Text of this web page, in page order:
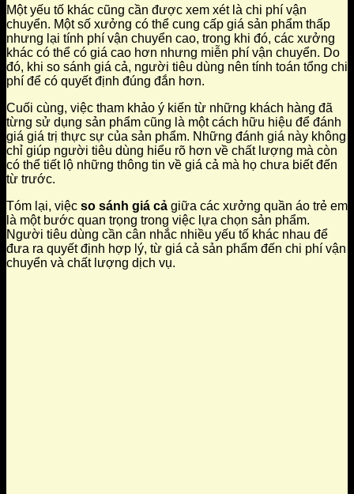
Một yếu tố khác cũng cần được xem xét là chi phí vận
chuyển. Một số xưởng có thể cung cấp giá sản phẩm thấp
nhưng lại tính phí vận chuyển cao, trong khi đó, các xưởng
khác có thể có giá cao hơn nhưng miễn phí vận chuyển. Do
đó, khi so sánh giá cả, người tiêu dùng nên tính toán tổng chi
phí để có quyết định đúng đắn hơn.
Cuối cùng, việc tham khảo ý kiến từ những khách hàng đã
từng sử dụng sản phẩm cũng là một cách hữu hiệu để đánh
giá giá trị thực sự của sản phẩm. Những đánh giá này không
chỉ giúp người tiêu dùng hiểu rõ hơn về chất lượng mà còn
có thể tiết lộ những thông tin về giá cả mà họ chưa biết đến
từ trước.
Tóm lại, việc so sánh giá cả giữa các xưởng quần áo trẻ em
là một bước quan trọng trong việc lựa chọn sản phẩm.
Người tiêu dùng cần cân nhắc nhiều yếu tố khác nhau để
đưa ra quyết định hợp lý, từ giá cả sản phẩm đến chi phí vận
chuyển và chất lượng dịch vụ.